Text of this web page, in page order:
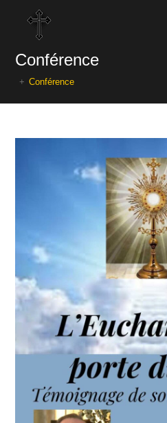
Conférence
+ Conférence